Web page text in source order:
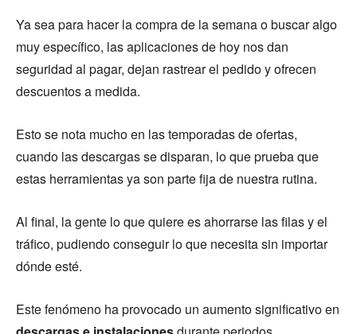
Ya sea para hacer la compra de la semana o buscar algo
muy específico, las aplicaciones de hoy nos dan
seguridad al pagar, dejan rastrear el pedido y ofrecen
descuentos a medida.
Esto se nota mucho en las temporadas de ofertas,
cuando las descargas se disparan, lo que prueba que
estas herramientas ya son parte fija de nuestra rutina.
Al final, la gente lo que quiere es ahorrarse las filas y el
tráfico, pudiendo conseguir lo que necesita sin importar
dónde esté.
Este fenómeno ha provocado un aumento significativo en